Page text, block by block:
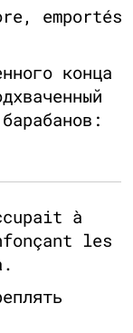
emportés
конца
à
les